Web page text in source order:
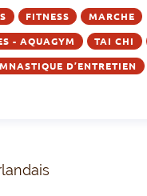
FITNESS MARCHE
- AQUAGYM TAI CHI
D’ENTRETIEN